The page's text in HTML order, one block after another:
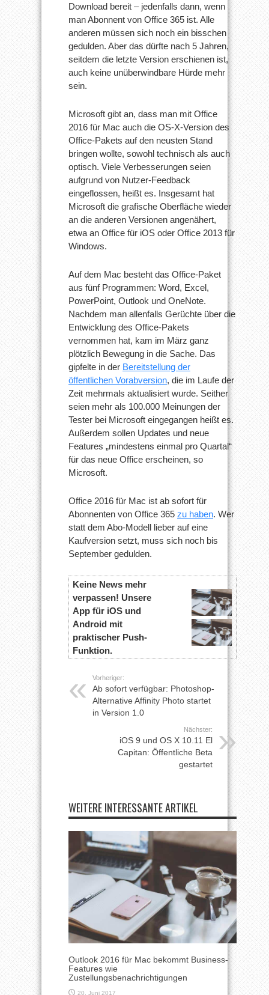
Download bereit – jedenfalls dann, wenn
man Abonnent von Office 365 ist. Alle
anderen müssen sich noch ein bisschen
gedulden. Aber das dürfte nach 5 Jahren,
seitdem die letzte Version erschienen ist,
auch keine unüberwindbare Hürde mehr
sein.
Microsoft gibt an, dass man mit Office
2016 für Mac auch die OS-X-Version des
Office-Pakets auf den neusten Stand
bringen wollte, sowohl technisch als auch
optisch. Viele Verbesserungen seien
aufgrund von Nutzer-Feedback
eingeflossen, heißt es. Insgesamt hat
Microsoft die grafische Oberfläche wieder
an die anderen Versionen angenähert,
etwa an Office für iOS oder Office 2013 für
Windows.
Auf dem Mac besteht das Office-Paket
aus fünf Programmen: Word, Excel,
PowerPoint, Outlook und OneNote.
Nachdem man allenfalls Gerüchte über die
Entwicklung des Office-Pakets
vernommen hat, kam im März ganz
plötzlich Bewegung in die Sache. Das
gipfelte in der Bereitstellung der
öffentlichen Vorabversion, die im Laufe der
Zeit mehrmals aktualisiert wurde. Seither
seien mehr als 100.000 Meinungen der
Tester bei Microsoft eingegangen heißt es.
Außerdem sollen Updates und neue
Features „mindestens einmal pro Quartal“
für das neue Office erscheinen, so
Microsoft.
Office 2016 für Mac ist ab sofort für
Abonnenten von Office 365 zu haben. Wer
statt dem Abo-Modell lieber auf eine
Kaufversion setzt, muss sich noch bis
September gedulden.
Keine News mehr
verpassen! Unsere
App für iOS und
Android mit
praktischer Push-
Funktion.
Vorheriger:
Ab sofort verfügbar: Photoshop-
Alternative Affinity Photo startet
in Version 1.0
Nächster:
iOS 9 und OS X 10.11 El
Capitan: Öffentliche Beta
gestartet
WEITERE INTERESSANTE ARTIKEL
Outlook 2016 für Mac bekommt Business-
Features wie
Zustellungsbenachrichtigungen
20. Juni 2017